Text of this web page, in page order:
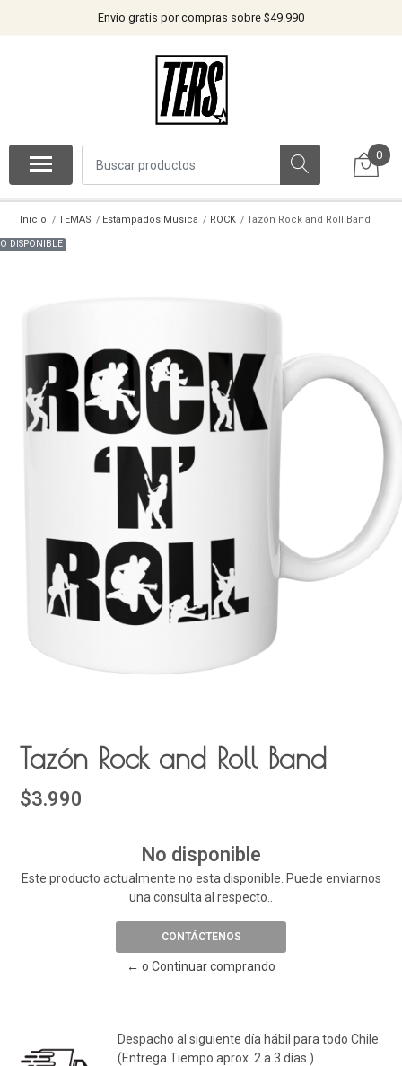
Envío gratis por compras sobre $49.990
0
Inicio TEMAS Estampados Musica ROCK Tazón Rock and Roll Band
DISPONIBLE
Tazón Rock and Roll Band
$3.990
No disponible
Este producto actualmente no esta disponible. Puede enviarnos
una consulta al respecto..
CONTÁCTENOS
← o Continuar comprando
Despacho al siguiente día hábil para todo Chile.
(Entrega Tiempo aprox. 2 a 3 días.)